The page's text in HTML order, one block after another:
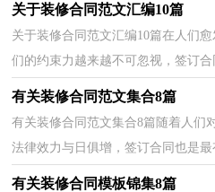
关于装修合同范文汇编10篇
关于装修合同范文汇编10篇在人们
们的约束力越来越不可忽视，签订
有关装修合同范文集合8篇
有关装修合同范文集合8篇随着人们
法律效力与日俱增，签订合同也是
有关装修合同模板锦集8篇